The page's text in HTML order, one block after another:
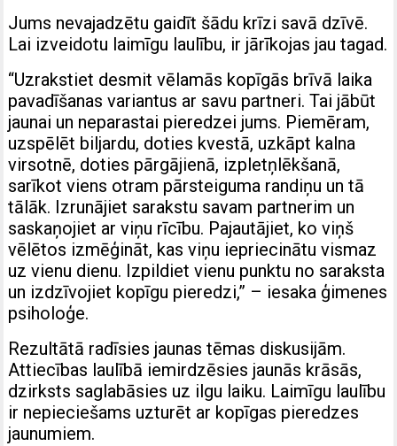
Jums nevajadzētu gaidīt šādu krīzi savā dzīvē.
Lai izveidotu laimīgu laulību, ir jārīkojas jau tagad.
“Uzrakstiet desmit vēlamās kopīgās brīvā laika
pavadīšanas variantus ar savu partneri. Tai jābūt
jaunai un neparastai pieredzei jums. Piemēram,
uzspēlēt biljardu, doties kvestā, uzkāpt kalna
virsotnē, doties pārgājienā, izpletņlēkšanā,
sarīkot viens otram pārsteiguma randiņu un tā
tālāk. Izrunājiet sarakstu savam partnerim un
saskaņojiet ar viņu rīcību. Pajautājiet, ko viņš
vēlētos izmēģināt, kas viņu iepriecinātu vismaz
uz vienu dienu. Izpildiet vienu punktu no saraksta
un izdzīvojiet kopīgu pieredzi,” – iesaka ģimenes
psiholoģe.
Rezultātā radīsies jaunas tēmas diskusijām.
Attiecības laulībā iemirdzēsies jaunās krāsās,
dzirksts saglabāsies uz ilgu laiku. Laimīgu laulību
ir nepieciešams uzturēt ar kopīgas pieredzes
jaunumiem.